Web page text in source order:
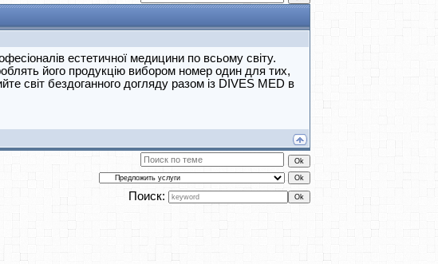
естетичної медицини по всьому світу.
його продукцію вибором номер один для тих,
світ бездоганного догляду разом із DIVES MED в
Поиск: